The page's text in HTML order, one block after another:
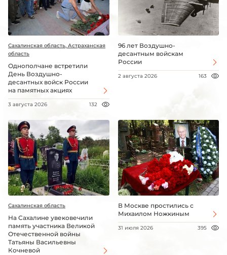
Сахалинская область, Астраханская
область
Однополчане встретили
День Воздушно-
десантных войск России
на памятных акциях
3 августа 2026 132
96 лет Воздушно-
десантным войскам
России
2 августа 2026 163
Сахалинская область
На Сахалине увековечили
память участника Великой
Отечественной войны
Татьяны Васильевны
Кочневой
В Москве простились с
Михаилом Ножкиным
31 июля 2026 395